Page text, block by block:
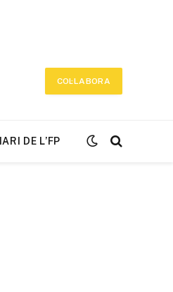
COL·LABORA
DE L’FP